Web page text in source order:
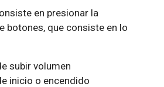
en presionar la
botones, que consiste en lo
subir volumen
inicio o encendido